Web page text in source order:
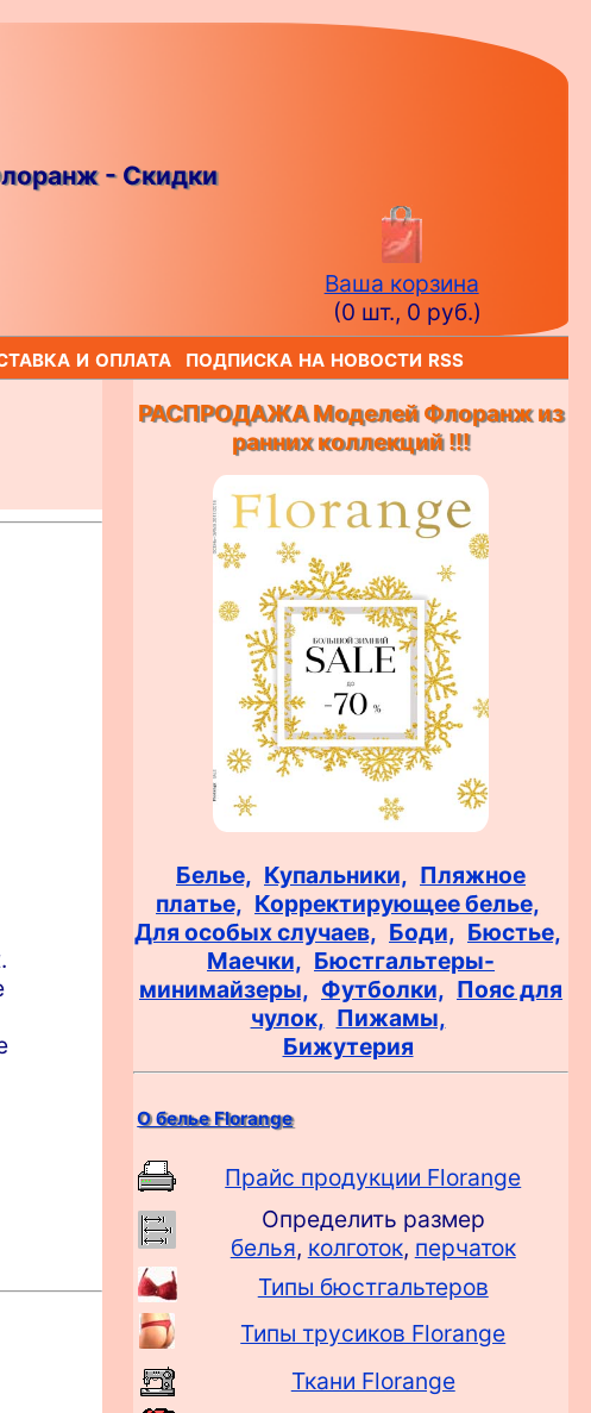
- Скидки
Ваша корзина
(0 шт., 0 руб.)
и оплата подписка на новости rss
РАСПРОДАЖА Моделей Флоранж из
ранних коллекций !!!
Белье, Купальники, Пляжное
платье, Корректирующее белье,
Для особых случаев, Боди, Бюстье,
Маечки, Бюстгальтеры-
минимайзеры, Футболки, Пояс для
чулок, Пижамы,
Бижутерия
О белье Florange
Прайс продукции Florange
Определить размер
белья, колготок, перчаток
Типы бюстгальтеров
Типы трусиков Florange
Ткани Florange